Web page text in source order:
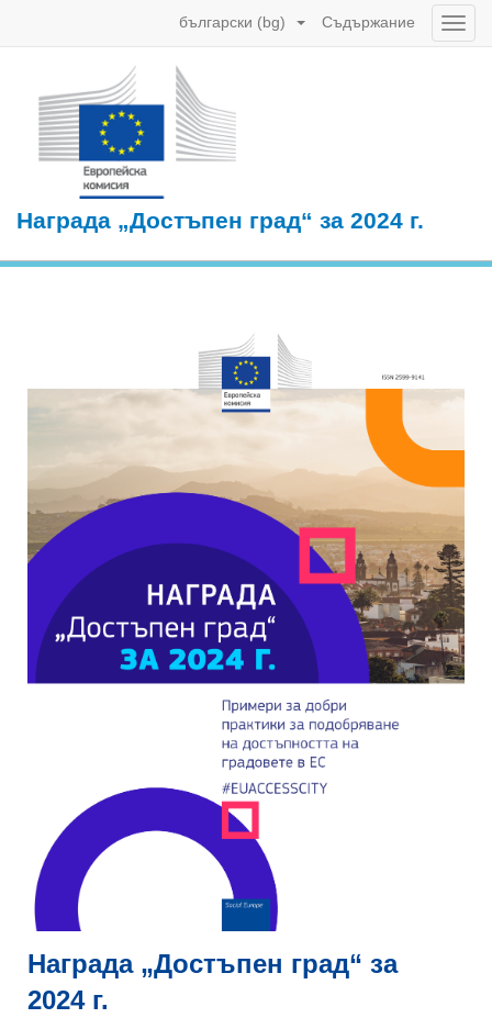
Toggle
Съдържание
български (bg)
Награда „Достъпен град“ за 2024 г.
Награда „Достъпен град“ за
2024 г.